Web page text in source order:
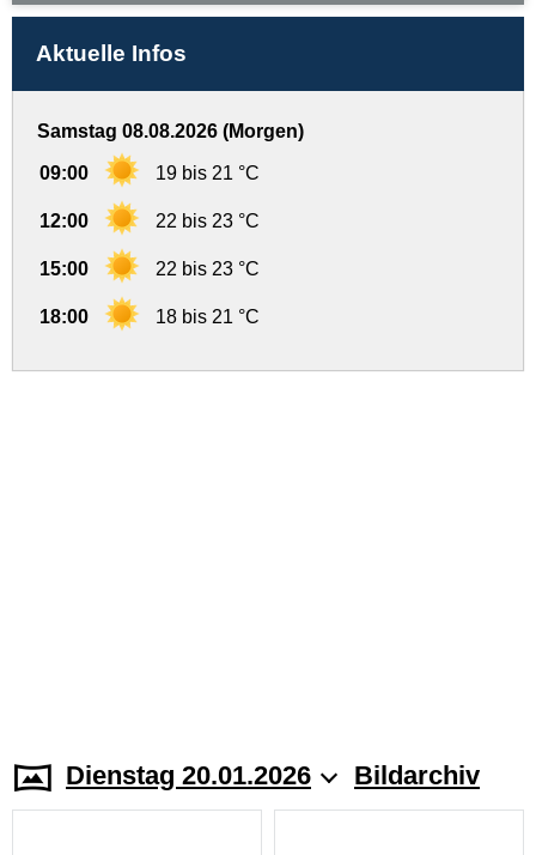
Aktuelle Infos
Samstag 08.08.2026 (Morgen)
09:00 19 bis 21 °C
12:00 22 bis 23 °C
15:00 22 bis 23 °C
18:00 18 bis 21 °C
Dienstag 20.01.2026 Bildarchiv